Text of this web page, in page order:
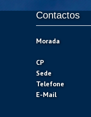
Contactos
Morada
CP
Sede
Telefone
E-Mail